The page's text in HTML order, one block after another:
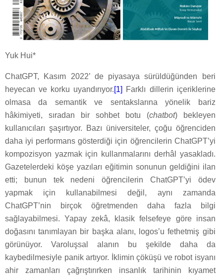
Yuk Hui*
ChatGPT, Kasım 2022’ de piyasaya sürüldüğünden beri
heyecan ve korku uyandırıyor.[1]
Farklı dillerin içeriklerine
olmasa da semantik ve sentakslarına yönelik bariz
hâkimiyeti, sıradan bir sohbet botu (chatbot) bekleyen
kullanıcıları şaşırtıyor. Bazı üniversiteler, çoğu öğrenciden
daha iyi performans gösterdiği için öğrencilerin ChatGPT’yi
kompozisyon yazmak için kullanmalarını derhâl yasakladı.
Gazetelerdeki köşe yazıları eğitimin sonunun geldiğini ilan
etti; bunun tek nedeni öğrencilerin ChatGPT’yi ödev
yapmak için kullanabilmesi değil, aynı zamanda
ChatGPT’nin birçok öğretmenden daha fazla bilgi
sağlayabilmesi. Yapay zekâ, klasik felsefeye göre insan
doğasını tanımlayan bir başka alanı, logos’u fethetmiş gibi
görünüyor. Varoluşsal alanın bu şekilde daha da
kaybedilmesiyle panik artıyor. İklimin çöküşü ve robot isyanı
ahir zamanları çağrıştırırken insanlık tarihinin kıyamet